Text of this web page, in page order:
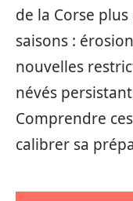
de la Corse
saisons :
nouvelles
névés
Comprendre
calibrer sa